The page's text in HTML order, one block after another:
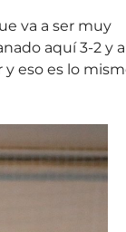
va a ser muy
aquí 3-2 y
y eso es lo